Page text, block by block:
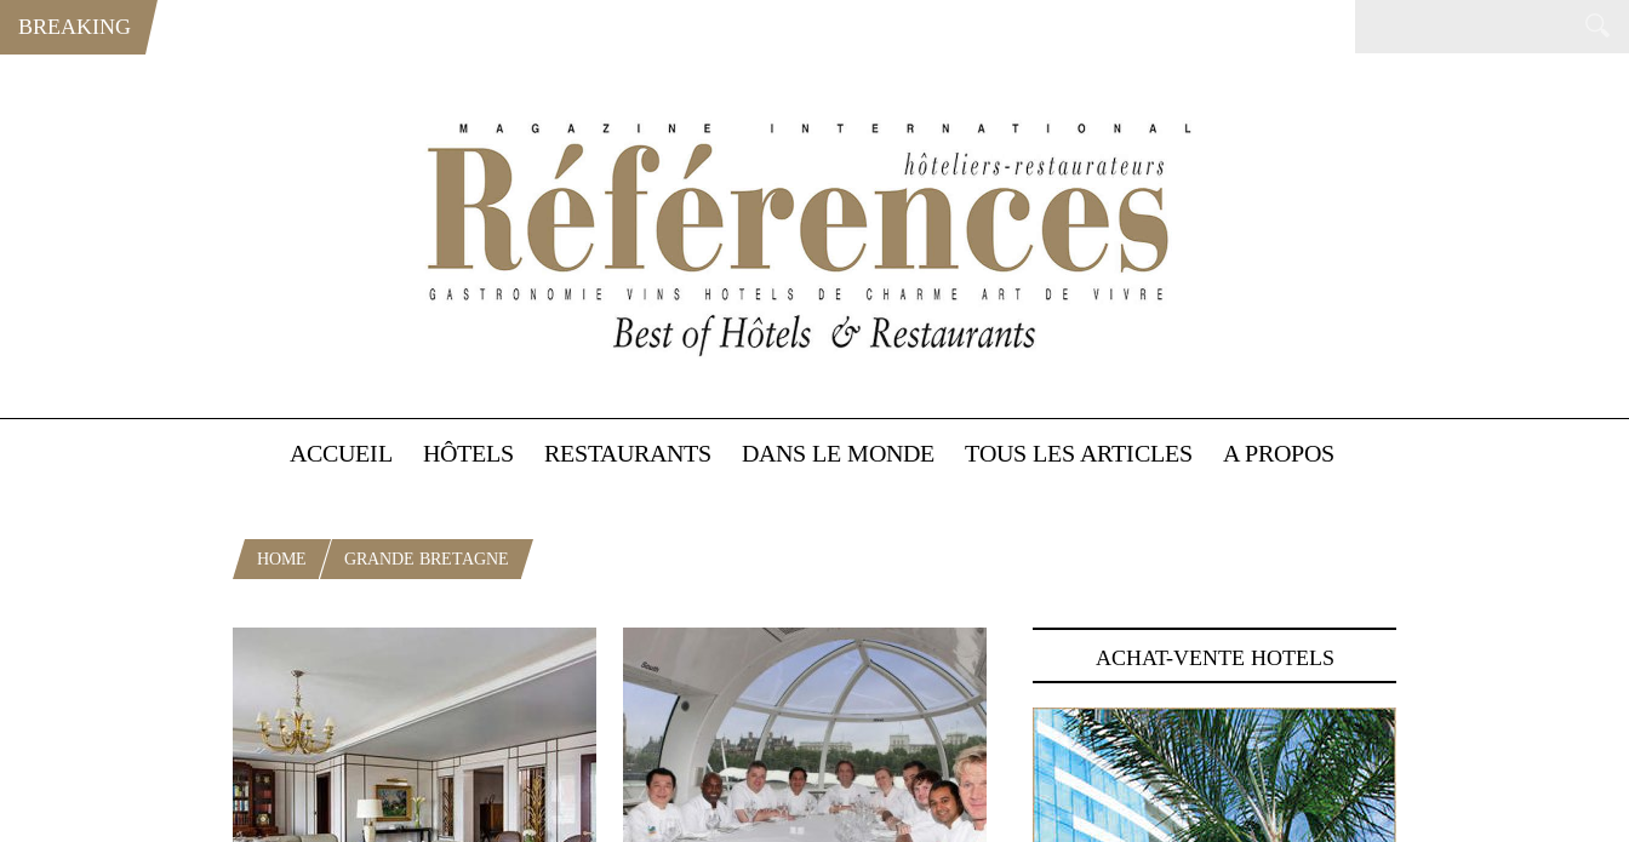
BREAKING
ACCUEIL HÔTELS RESTAURANTS DANS LE MONDE TOUS LES ARTICLES A PROPOS
HOME GRANDE BRETAGNE
ACHAT-VENTE HOTELS